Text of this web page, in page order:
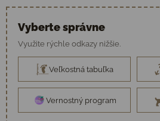
Vyberte správne
Využite rýchle odkazy nižšie.
Veľkostná tabuľka
Vernostný program